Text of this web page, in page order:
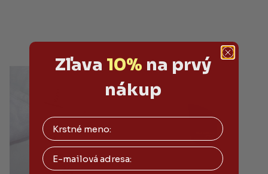
Zľava 10% na prvý
nákup
Email